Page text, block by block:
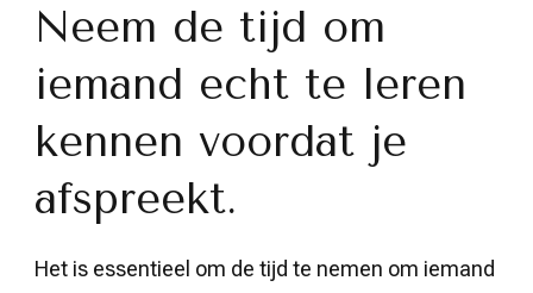
Neem de tijd om
iemand echt te leren
kennen voordat je
afspreekt.
Het is essentieel om de tijd te nemen om iemand